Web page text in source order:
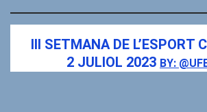
III SETMANA DE L’ESPORT
2 JULIOL 2023 BY: